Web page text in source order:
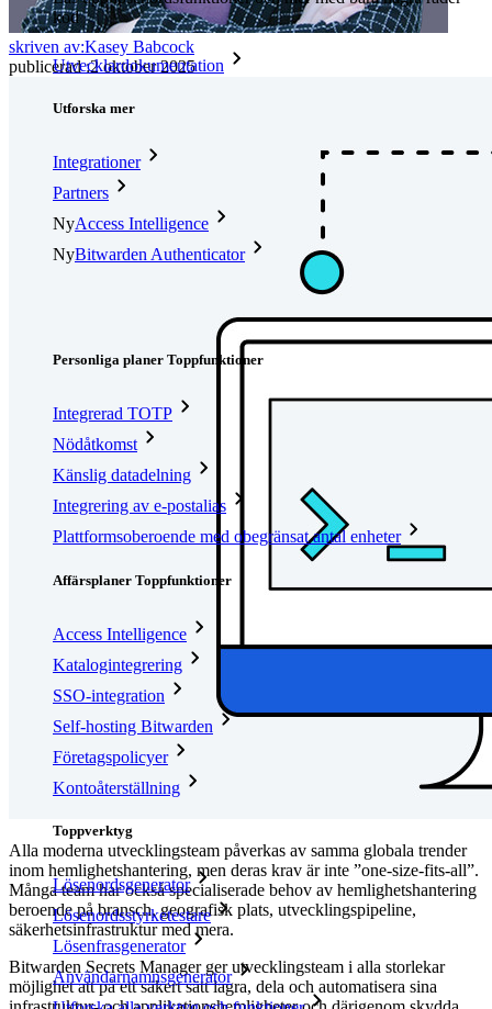
kod
Utvecklardokumentation
Utforska mer
Integrationer
Partners
NyAccess Intelligence
NyBitwarden Authenticator
Personliga planer Toppfunktioner
Integrerad TOTP
Nödåtkomst
Känslig datadelning
Integrering av e-postalias
Plattformsoberoende med obegränsat antal enheter
Affärsplaner Toppfunktioner
Access Intelligence
Katalogintegrering
SSO-integration
Self-hosting Bitwarden
Företagspolicyer
Kontoåterställning
Toppverktyg
Lösenordsgenerator
Lösenordsstyrketestare
Lösenfrasgenerator
Användarnamnsgenerator
skriven av:Kasey Babcock
publicerad:2 oktober 2025
Alla moderna utvecklingsteam påverkas av samma globala trender
inom hemlighetshantering, men deras krav är inte ”one-size-fits-all”.
Många team har också specialiserade behov av hemlighetshantering
beroende på bransch, geografisk plats, utvecklingspipeline,
säkerhetsinfrastruktur med mera.
Bitwarden Secrets Manager ger utvecklingsteam i alla storlekar
möjlighet att på ett säkert sätt lagra, dela och automatisera sina